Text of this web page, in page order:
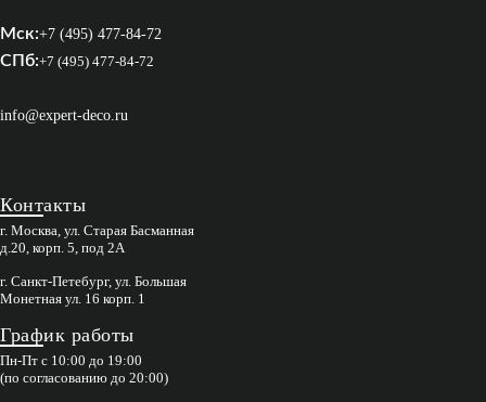
Мск:+7 (495) 477-84-72
СПб:+7 (495) 477-84-72
info@expert-deco.ru
Контакты
г. Москва, ул. Старая Басманная
д.20, корп. 5, под 2А
г. Санкт-Петебург, ул. Большая
Монетная ул. 16 корп. 1
График работы
Пн-Пт с 10:00 до 19:00
(по согласованию до 20:00)